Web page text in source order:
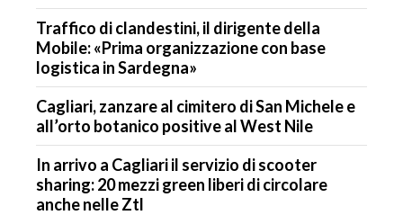
Traffico di clandestini, il dirigente della
Mobile: «Prima organizzazione con base
logistica in Sardegna»
Cagliari, zanzare al cimitero di San Michele e
all’orto botanico positive al West Nile
In arrivo a Cagliari il servizio di scooter
sharing: 20 mezzi green liberi di circolare
anche nelle Ztl